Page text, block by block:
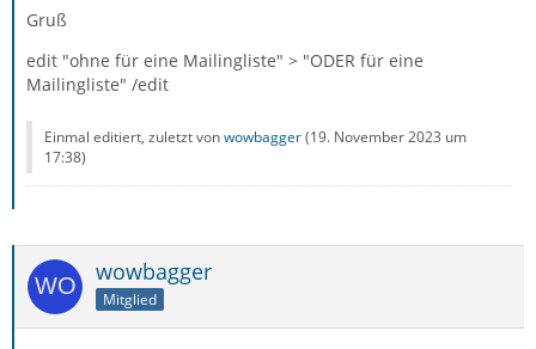
Gruß
edit "ohne für eine Mailingliste" > "ODER für eine
Mailingliste" /edit
Einmal editiert, zuletzt vonwowbagger(19. November 2023 um
17:38)
wowbagger
Mitglied